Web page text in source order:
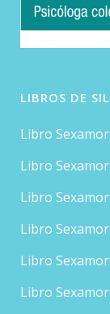
LIBROS DE
Libro
Libro
Libro
Libro
Libro
Libro